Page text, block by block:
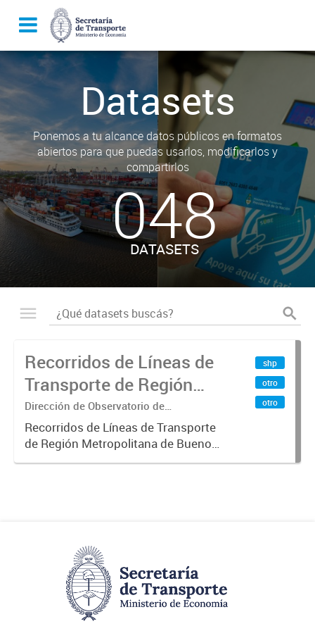
Datasets
Ponemos a tu alcance datos públicos en formatos
abiertos para que puedas usarlos, modificarlos y
compartirlos
048
DATASETS
Recorridos de Líneas de
Transporte de Región
Metropolitana de
Buenos Aires (RMBA)
Dirección de Observatorio de
Transporte, Estudio y Sistemas
Recorridos de Líneas de Transporte
de Región Metropolitana de Buenos
Aires (RMBA).-
shp
otro
otro